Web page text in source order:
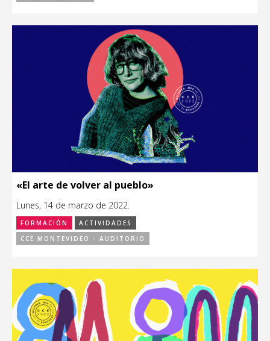
«El arte de volver al pueblo»
Lunes, 14 de marzo de 2022.
FORMACIÓN
ACTIVIDADES
CCE MONTEVIDEO - AUDITORIO